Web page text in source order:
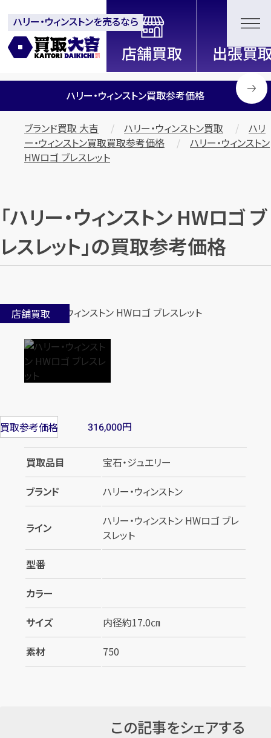
全国2200店舗以上展開中！信頼と実績の買取専門店「買取大
吉」
ハリー・ウィンストンを売るなら
最短1分！今すぐ査定金額をお伝えいた
ハリー・ウィンストン買取参考価格
ブランド買取 大吉 ハリー・ウィンストン買取
ハリ
ー・ウィンストン買取買取参考価格
ハリー・ウィンストン
HWロゴ ブレスレット
「ハリー・ウィンストン HWロゴ ブ
レスレット」の買取参考価格
店舗買取
買取参考価格 316,000円
買取品目
宝石・ジュエリー
ブランド
ハリー・ウィンストン
ライン
ハリー・ウィンストン HWロゴ ブレ
スレット
型番
カラー
サイズ
内径約17.0㎝
素材
750
この記事をシェアする